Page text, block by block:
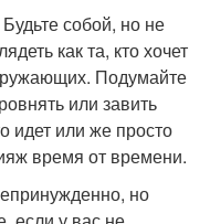
собой, но не
как та, кто хочет
Подумайте
или завить
идет или же просто
время от времени.
но